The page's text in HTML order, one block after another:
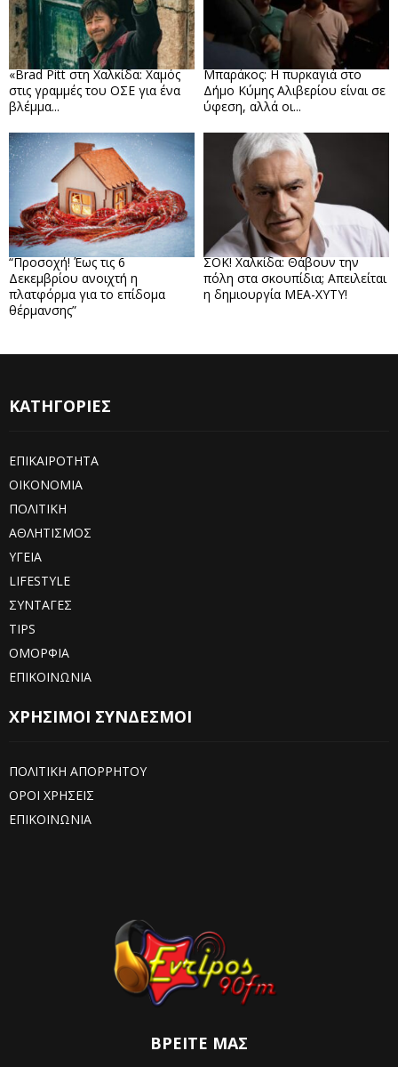
«Brad Pitt στη Χαλκίδα: Χαμός
στις γραμμές του ΟΣΕ για ένα
βλέμμα...
Μπαράκος: Η πυρκαγιά στο
Δήμο Κύμης Αλιβερίου είναι σε
ύφεση, αλλά οι...
“Προσοχή! Έως τις 6
Δεκεμβρίου ανοιχτή η
πλατφόρμα για το επίδομα
θέρμανσης”
ΣΟΚ! Χαλκίδα: Θάβουν την
πόλη στα σκουπίδια; Απειλείται
η δημιουργία ΜΕΑ-ΧΥΤΥ!
ΚΑΤΗΓΟΡΙΕΣ
ΕΠΙΚΑΙΡΟΤΗΤΑ
ΟΙΚΟΝΟΜΙΑ
ΠΟΛΙΤΙΚΗ
ΑΘΛΗΤΙΣΜΟΣ
ΥΓΕΙΑ
LIFESTYLE
ΣΥΝΤΑΓΕΣ
TIPS
ΟΜΟΡΦΙΑ
ΕΠΙΚΟΙΝΩΝΙΑ
ΧΡΗΣΙΜΟΙ ΣΥΝΔΕΣΜΟΙ
ΠΟΛΙΤΙΚΗ ΑΠΟΡΡΗΤΟΥ
ΟΡΟΙ ΧΡΗΣΕΙΣ
ΕΠΙΚΟΙΝΩΝΙΑ
ΒΡΕΊΤΕ ΜΑΣ